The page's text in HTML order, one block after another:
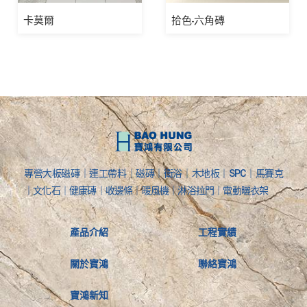
卡莫爾 拾色-六角磚
專營大板磁磚｜連工帶料｜磁磚｜衛浴｜木地板｜SPC｜馬賽克
｜文化石｜健康磚｜收邊條｜暖風機｜淋浴拉門｜電動曬衣架
產品介紹
關於寶鴻
寶鴻新知
工程實績
聯絡寶鴻